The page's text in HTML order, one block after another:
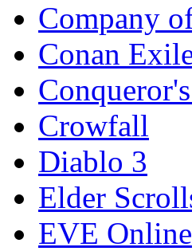
Company
Conan
Crowfall
Diablo 3
Elder
EVE Online